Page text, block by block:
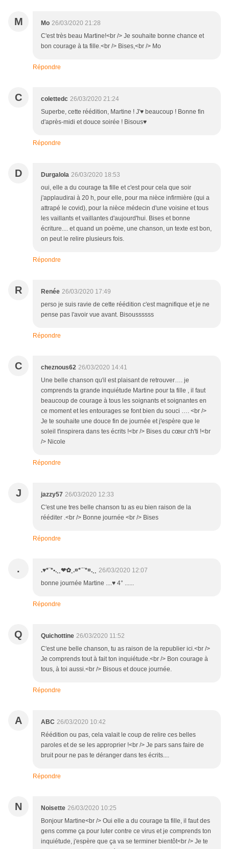
M Mo 26/03/2020 21:28
C'est très beau Martine!<br /> Je souhaite bonne chance et
bon courage à ta fille.<br /> Bises,<br /> Mo
Répondre
C colettedc 26/03/2020 21:24
Superbe, cette réédition, Martine ! J'♥ beaucoup ! Bonne fin
d'après-midi et douce soirée ! Bisous♥
Répondre
D Durgalola 26/03/2020 18:53
oui, elle a du courage ta fille et c'est pour cela que soir
j'applaudirai à 20 h, pour elle, pour ma nièce infirmière (qui a
attrapé le covid), pour la nièce médecin d'une voisine et tous
les vaillants et vaillantes d'aujourd'hui. Bises et bonne
écriture.... et quand un poème, une chanson, un texte est bon,
on peut le relire plusieurs fois.
Répondre
R Renée 26/03/2020 17:49
perso je suis ravie de cette réédition c'est magnifique et je ne
pense pas l'avoir vue avant. Bisoussssss
Répondre
C cheznous62 26/03/2020 14:41
Une belle chanson qu'il est plaisant de retrouver…. je
comprends ta grande inquiétude Martine pour ta fille , il faut
beaucoup de courage à tous les soignants et soignantes en
ce moment et les entourages se font bien du souci …. <br />
Je te souhaite une douce fin de journée et j'espère que le
soleil t'inspirera dans tes écrits !<br /> Bises du cœur ch'ti !<br
/> Nicole
Répondre
J jazzy57 26/03/2020 12:33
C'est une tres belle chanson tu as eu bien raison de la
rééditer .<br /> Bonne journée <br /> Bises
Répondre
. .♥*¨*•.¸¸❤✿¸.¤*¨¨*¤.¸¸
26/03/2020 12:07
bonne journée Martine ....♥ 4° ......
Répondre
Q Quichottine 26/03/2020 11:52
C'est une belle chanson, tu as raison de la republier ici.<br />
Je comprends tout à fait ton inquiétude.<br /> Bon courage à
tous, à toi aussi.<br /> Bisous et douce journée.
Répondre
A ABC 26/03/2020 10:42
Réédition ou pas, cela valait le coup de relire ces belles
paroles et de se les approprier !<br /> Je pars sans faire de
bruit pour ne pas te déranger dans tes écrits....
Répondre
N Noisette 26/03/2020 10:25
Bonjour Martine<br /> Oui elle a du courage ta fille, il faut des
gens comme ça pour luter contre ce virus et je comprends ton
inquiétude, j'espère que ça va se terminer bientôt<br /> Je te